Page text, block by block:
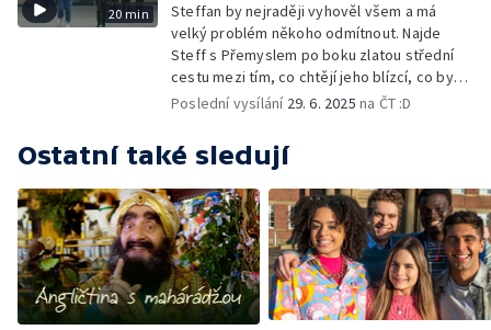
20 min
Steffan by nejraději vyhověl všem a má
velký problém někoho odmítnout. Najde
Steff s Přemyslem po boku zlatou střední
cestu mezi tím, co chtějí jeho blízcí, co by
chtěl on a kdy je správné říkat "ne"?
Poslední vysílání 29. 6. 2025 na ČT :D
Ostatní také sledují